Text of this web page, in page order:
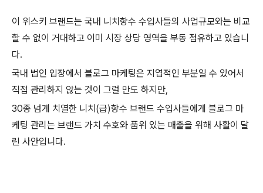
이 위스키 브랜드는 국내 니치향수 수입사들의 사업규모와는 비교
할 수 없이 거대하고 이미 시장 상당 영역을 부동 점유하고 있습니
다.
국내 법인 입장에서 블로그 마케팅은 지엽적인 부분일 수 있어서
직접 관리하지 않는 것이 그럴 만도 하지만,
30종 넘게 치열한 니치(급)향수 브랜드 수입사들에게 블로그 마
케팅 관리는 브랜드 가치 수호와 품위 있는 매출을 위해 사활이 달
린 사안입니다.